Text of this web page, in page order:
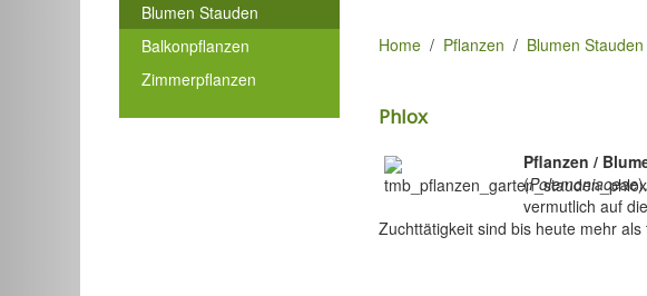
Home Pflanzen Blumen Stauden
Phlox
Pflanzen /
(Polemoniaceae
vermutlich auf
Zuchttätigkeit sind bis heute mehr
Blumen Stauden
Balkonpflanzen
Zimmerpflanzen